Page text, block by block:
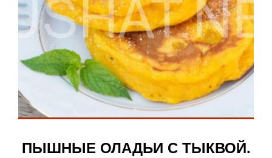
ПЫШНЫЕ ОЛАДЬИ С ТЫКВОЙ.